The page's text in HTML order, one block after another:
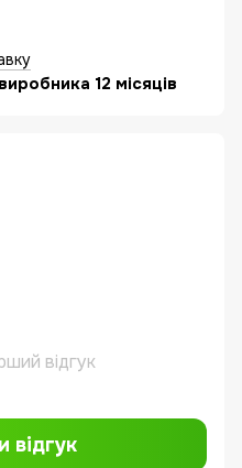
12 місяців
відгук
відгук